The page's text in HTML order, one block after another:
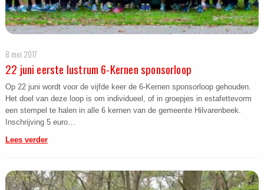
8 mei 2017
22 juni eerste lustrum 6-Kernen sponsorloop
Op 22 juni wordt voor de vijfde keer de 6-Kernen sponsorloop gehouden.
Het doel van deze loop is om individueel, of in groepjes in estafettevorm
een stempel te halen in alle 6 kernen van de gemeente Hilvarenbeek.
Inschrijving 5 euro…
Lees verder